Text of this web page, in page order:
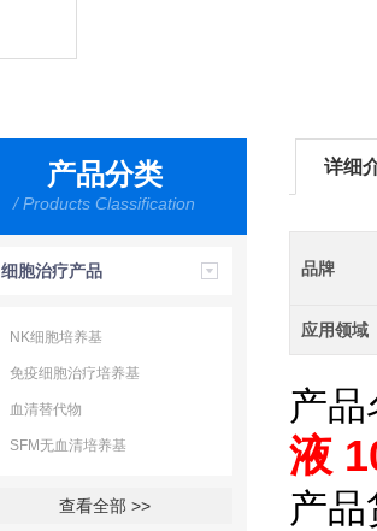
产品分类
/ Products Classification
细胞治疗产品
NK细胞培养基
免疫细胞治疗培养基
血清替代物
SFM无血清培养基
查看全部 >>
详细
品牌
应用领域
产品
液
产品